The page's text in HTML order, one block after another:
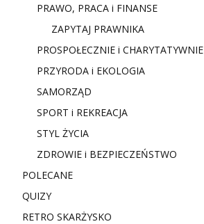
PRAWO, PRACA i FINANSE
ZAPYTAJ PRAWNIKA
PROSPOŁECZNIE i CHARYTATYWNIE
PRZYRODA i EKOLOGIA
SAMORZĄD
SPORT i REKREACJA
STYL ŻYCIA
ZDROWIE i BEZPIECZEŃSTWO
POLECANE
QUIZY
RETRO SKARŻYSKO